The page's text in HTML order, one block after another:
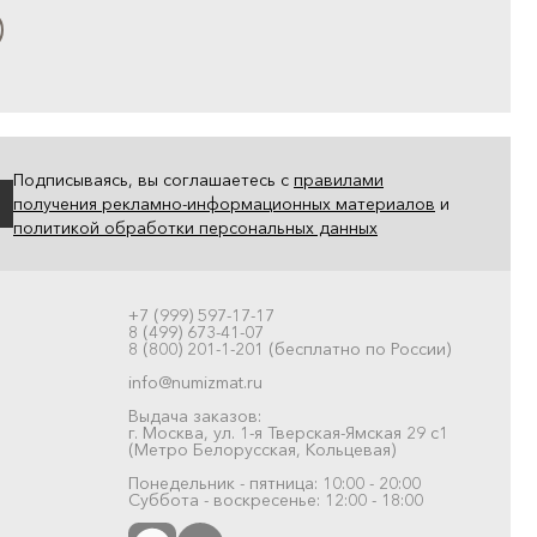
Подписываясь, вы соглашаетесь с правилами
получения рекламно-информационных материалов и
политикой обработки персональных данных
+7 (999) 597-17-17
8 (499) 673-41-07
8 (800) 201-1-201 (бесплатно по России)
info@numizmat.ru
Выдача заказов:
г. Москва, ул. 1-я Тверская-Ямская 29 с1
(Метро Белорусская, Кольцевая)
Понедельник - пятница: 10:00 - 20:00
Суббота - воскресенье: 12:00 - 18:00